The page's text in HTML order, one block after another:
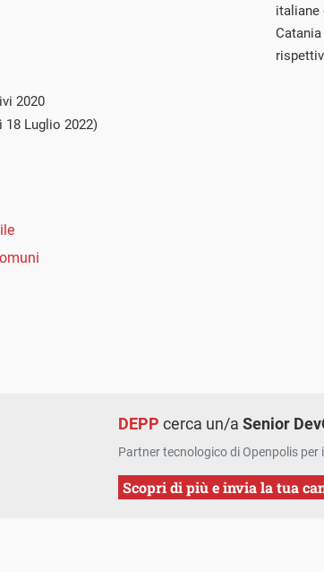
italiane
2020
18 Luglio 2022)
DEPP cerca un/aSenior
Partner tecnologico di Openpolis
Scopri di più e invia la tua